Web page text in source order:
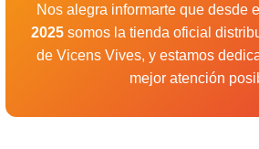
Nos alegra informarte que desde el
2025 somos la tienda oficial
de Vicens Vives, y estamos
mejor atención